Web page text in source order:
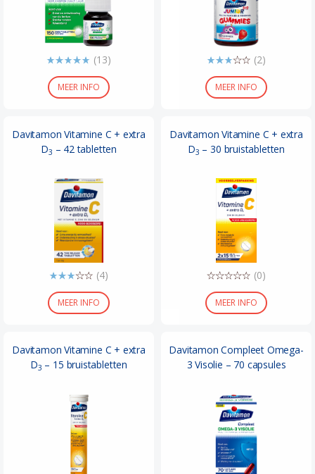
MEER INFO
(13)
MEER INFO
(2)
Davitamon Vitamine C + extra
D3 – 42 tabletten
MEER INFO
(4)
Davitamon Vitamine C + extra
D3 – 30 bruistabletten
MEER INFO
(0)
Davitamon Vitamine C + extra
D3 – 15 bruistabletten
Davitamon Compleet Omega-
3 Visolie – 70 capsules